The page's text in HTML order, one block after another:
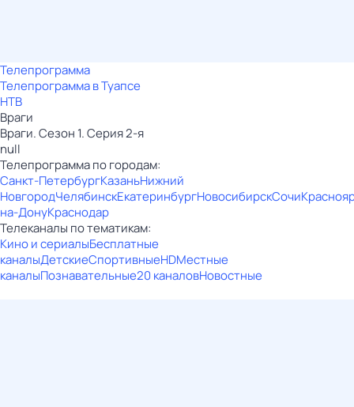
Телепрограмма
Телепрограмма в Туапсе
НТВ
Враги
Враги. Сезон 1. Серия 2-я
null
Телепрограмма по городам:
Санкт-ПетербургКазаньНижний
НовгородЧелябинскЕкатеринбургНовосибирскСочи
на-ДонуКраснодар
Телеканалы по тематикам:
Кино и сериалыБесплатные
каналыДетскиеСпортивныеHDМестные
каналыПознавательные20 каналовНовостные